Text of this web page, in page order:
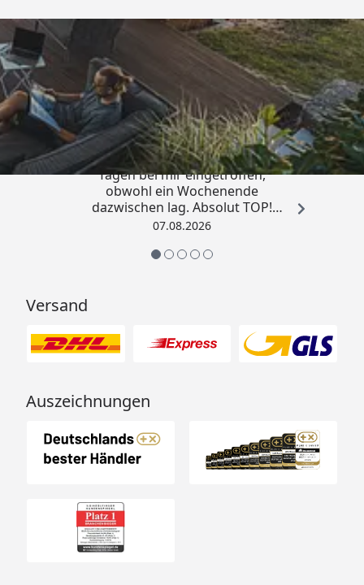
Trusted Shops
4,81/ 5
„Die Bestellung ist innerhalb von 4
Tagen bei mir eingetroffen,
obwohl ein Wochenende
dazwischen lag. Absolut TOP!
Sicherlich nicht die letzte
so.“
07.08.2026
Versand
Auszeichnungen